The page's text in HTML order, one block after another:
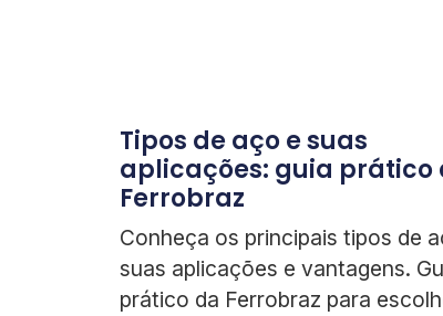
Tipos de aço e suas
aplicações: guia prático
Ferrobraz
Conheça os principais tipos de
suas aplicações e vantagens.
prático da Ferrobraz para